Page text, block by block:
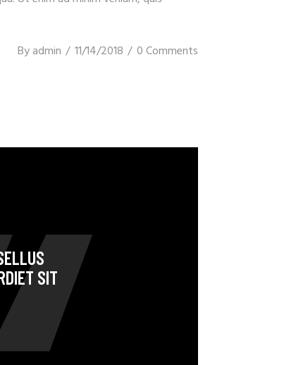
Byadmin 11/14/2018 0 Comments
SIT